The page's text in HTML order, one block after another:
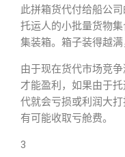
此拼箱货代付给船公
托运人的小批量货物
集装箱。箱子装得越满
由于现在货代市场竞
才能盈利，如果由于
代就会亏损或利润大
有可能收取亏舱费。
3